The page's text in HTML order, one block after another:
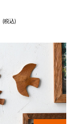
(税込)